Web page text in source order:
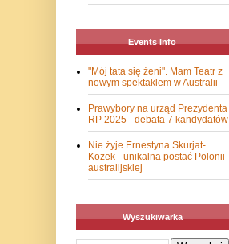
Events Info
"Mój tata się żeni". Mam Teatr z
nowym spektaklem w Australii
Prawybory na urząd Prezydenta
RP 2025 - debata 7 kandydatów
Nie żyje Ernestyna Skurjat-
Kozek - unikalna postać Polonii
australijskiej
Wyszukiwarka